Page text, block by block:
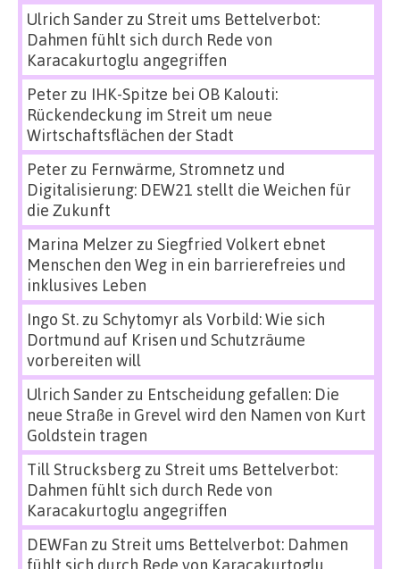
Ulrich Sanderzu Streit ums Bettelverbot:
Dahmen fühlt sich durch Rede von
Karacakurtoglu angegriffen
Peterzu IHK-Spitze bei OB Kalouti:
Rückendeckung im Streit um neue
Wirtschaftsflächen der Stadt
Peterzu Fernwärme, Stromnetz und
Digitalisierung: DEW21 stellt die Weichen für
die Zukunft
Marina Melzerzu Siegfried Volkert ebnet
Menschen den Weg in ein barrierefreies und
inklusives Leben
Ingo St.zu Schytomyr als Vorbild: Wie sich
Dortmund auf Krisen und Schutzräume
vorbereiten will
Ulrich Sanderzu Entscheidung gefallen: Die
neue Straße in Grevel wird den Namen von Kurt
Goldstein tragen
Till Strucksbergzu Streit ums Bettelverbot:
Dahmen fühlt sich durch Rede von
Karacakurtoglu angegriffen
DEWFan zu Streit ums Bettelverbot: Dahmen
fühlt sich durch Rede von Karacakurtoglu